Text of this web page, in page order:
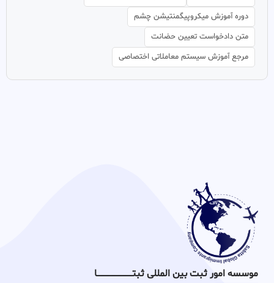
دوره آموزش میکروپیگمنتیشن چشم
متن دادخواست تعیین حضانت
مرجع آموزش سیستم معاملاتی اختصاصی
موسسه امور ثبت بین المللی ثبتـــــــــــــــــــــــــــــا